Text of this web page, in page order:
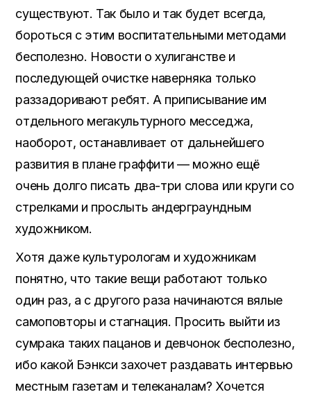
существуют. Так было и так будет всегда,
бороться с этим воспитательными методами
бесполезно. Новости о хулиганстве и
последующей очистке наверняка только
раззадоривают ребят. А приписывание им
отдельного мегакультурного месседжа,
наоборот, останавливает от дальнейшего
развития в плане граффити — можно ещё
очень долго писать два-три слова или круги со
стрелками и прослыть андерграундным
художником.
Хотя даже культурологам и художникам
понятно, что такие вещи работают только
один раз, а с другого раза начинаются вялые
самоповторы и стагнация. Просить выйти из
сумрака таких пацанов и девчонок бесполезно,
ибо какой Бэнкси захочет раздавать интервью
местным газетам и телеканалам? Хочется